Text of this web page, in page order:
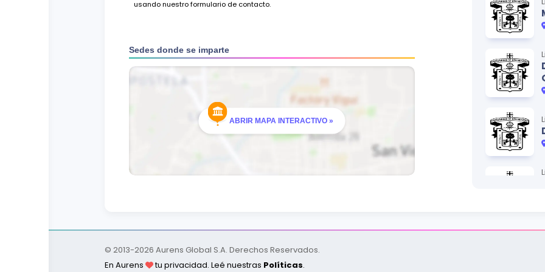
usando nuestro formulario de contacto.
Sedes donde se imparte
ABRIR MAPA INTERACTIVO »
© 2013-2026 Aurens Global S.A. Derechos Reservados.
En Aurens
tu privacidad. Leé nuestras Políticas.